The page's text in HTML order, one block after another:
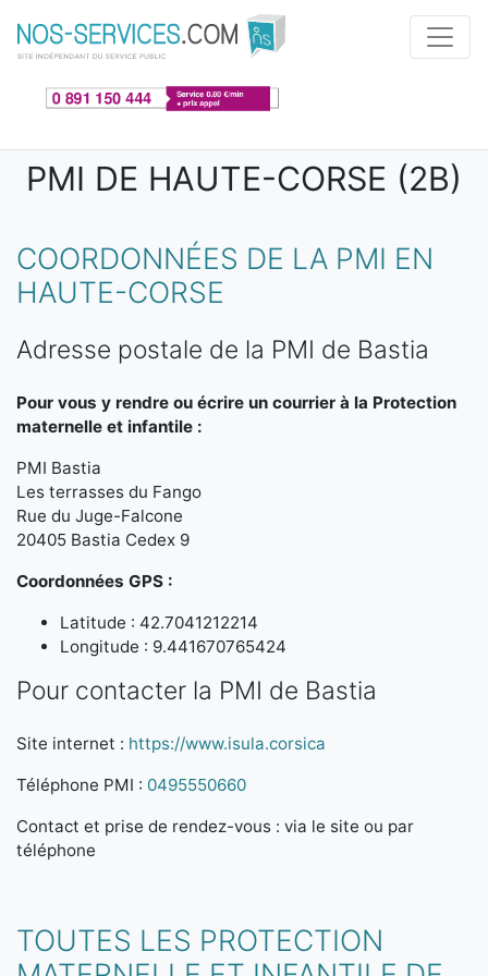
Aller au contenu principal
PMI DE HAUTE-CORSE (2B)
COORDONNÉES DE LA PMI EN
HAUTE-CORSE
Adresse postale de la PMI de Bastia
Pour vous y rendre ou écrire un courrier à la Protection
maternelle et infantile :
PMI Bastia
Les terrasses du Fango
Rue du Juge-Falcone
20405 Bastia Cedex 9
Coordonnées GPS :
Latitude : 42.7041212214
Longitude : 9.441670765424
Pour contacter la PMI de Bastia
Site internet : https://www.isula.corsica
Téléphone PMI : 0495550660
Contact et prise de rendez-vous : via le site ou par
téléphone
TOUTES LES PROTECTION